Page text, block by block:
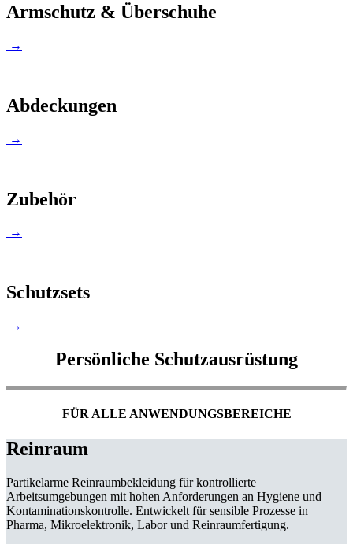
Armschutz & Überschuhe
→
Abdeckungen
→
Zubehör
→
Schutzsets
→
Persönliche Schutzausrüstung
FÜR ALLE ANWENDUNGSBEREICHE
Reinraum
Partikelarme Reinraumbekleidung für kontrollierte
Arbeitsumgebungen mit hohen Anforderungen an Hygiene und
Kontaminationskontrolle. Entwickelt für sensible Prozesse in
Pharma, Mikroelektronik, Labor und Reinraumfertigung.